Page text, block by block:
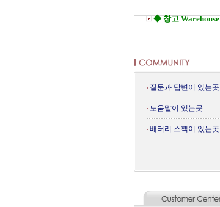
◆ 창고 Warehouse
질문과 답변이 있는곳
도움말이 있는곳
배터리 스팩이 있는곳